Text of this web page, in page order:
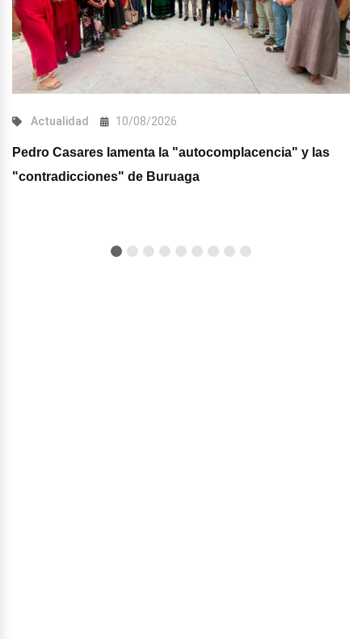
Actualidad 10/08/2026
Pedro Casares lamenta la "autocomplacencia" y las
"contradicciones" de Buruaga